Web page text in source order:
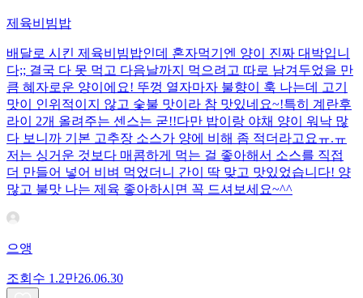
제육비빔밥
배달로 시킨 제육비빔밥인데 혼자먹기엔 양이 진짜 대박입니
다;; 결국 다 못 먹고 다음날까지 먹으려고 따로 남겨두었을 만
큼 혜자로운 양이에요! 뚜껑 열자마자 불향이 훅 나는데 고기
맛이 인위적이지 않고 숯불 맛이라 참 맛있네요~!특히 계란후
라이 2개 올려주는 센스는 굳!! ​다만 밥이랑 야채 양이 워낙 많
다 보니까 기본 고추장 소스가 양에 비해 좀 적더라고요ㅠ.ㅠ
저는 싱거운 것보다 매콤하게 먹는 걸 좋아해서 소스를 직접
더 만들어 넣어 비벼 먹었더니 간이 딱 맞고 맛있었습니다! 양
많고 불맛 나는 제육 좋아하시면 꼭 드셔보세요~^^
으앵
조회수 1.2만26.06.30